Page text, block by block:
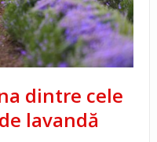
dintre cele
lavandă